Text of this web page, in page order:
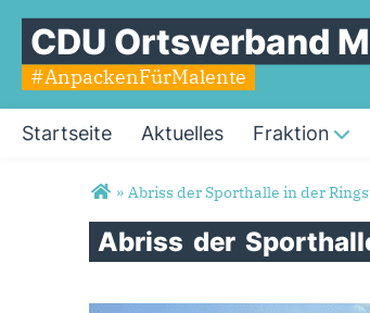
CDU Ortsverband
#AnpackenFürMalente
Startseite Aktuelles Fraktion
Sie sind hier
» Abriss der Sporthalle in der
Abriss der